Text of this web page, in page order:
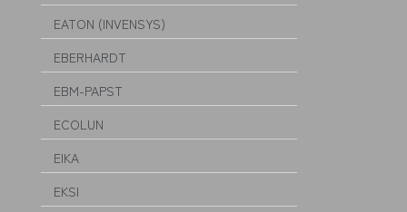
EATON (INVENSYS)
EBERHARDT
EBM-PAPST
ECOLUN
EIKA
EKSI